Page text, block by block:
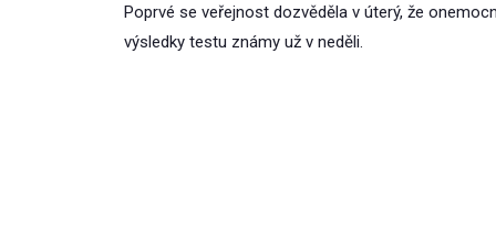
Poprvé se veřejnost dozvěděla v úterý, že
výsledky testu známy už v neděli.